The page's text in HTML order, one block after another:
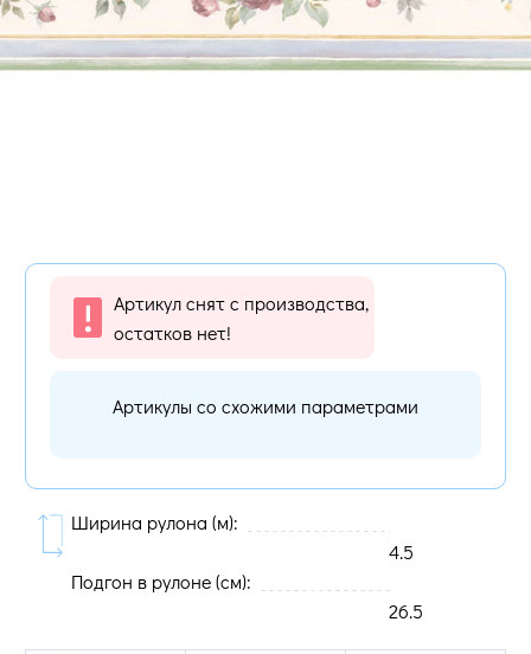
Артикул снят с производства,
остатков нет!
Артикулы со схожими параметрами
Ширина рулона (м):
4.5
Подгон в рулоне (cм):
26.5